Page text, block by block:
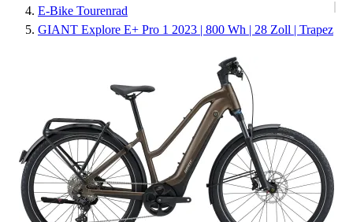
E-Bike Tourenrad
GIANT Explore E+ Pro 1 2023 | 800 Wh | 28 Zoll | Trapez